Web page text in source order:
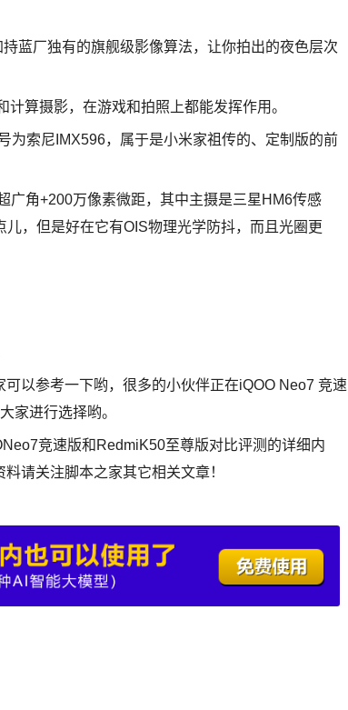
蓝厂独有的旗舰级影像算法，让你拍出的夜色层次
算摄影，在游戏和拍照上都能发挥作用。
为索尼IMX596，属于是小米家祖传的、定制版的前
广角+200万像素微距，其中主摄是三星HM6传感
，但是好在它有OIS物理光学防抖，而且光圈更
以参考一下哟，很多的小伙伴正在iQOO Neo7 竞速
家进行选择哟。
竞速版和RedmiK50至尊版对比评测的详细内
请关注脚本之家其它相关文章！